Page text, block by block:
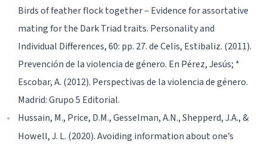
Birds of feather flock together – Evidence for assortative
mating for the Dark Triad traits. Personality and
Individual Differences, 60: pp. 27. de Celis, Estibaliz. (2011).
Prevención de la violencia de género. En Pérez, Jesús; *
Escobar, A. (2012). Perspectivas de la violencia de género.
Madrid: Grupo 5 Editorial.
Hussain, M., Price, D.M., Gesselman, A.N., Shepperd, J.A., &
Howell, J. L. (2020). Avoiding information about one’s